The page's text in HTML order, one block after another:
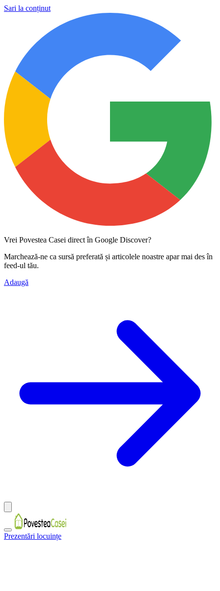
Sari la conținut
Vrei Povestea Casei direct în Google Discover?
Marchează-ne ca sursă preferată și articolele noastre apar mai des în
feed-ul tău.
Adaugă
Prezentări locuințe